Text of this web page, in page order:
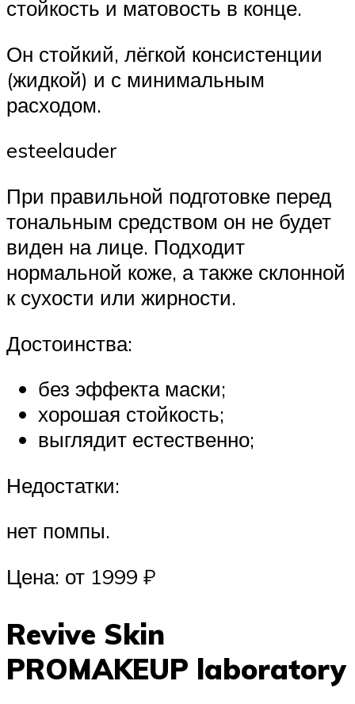
стойкость и матовость в конце.
Он стойкий, лёгкой консистенции
(жидкой) и с минимальным
расходом.
esteelauder
При правильной подготовке перед
тональным средством он не будет
виден на лице. Подходит
нормальной коже, а также склонной
к сухости или жирности.
Достоинства:
без эффекта маски;
хорошая стойкость;
выглядит естественно;
Недостатки:
нет помпы.
Цена: от 1999 ₽
Revive Skin
PROMAKEUP laboratory